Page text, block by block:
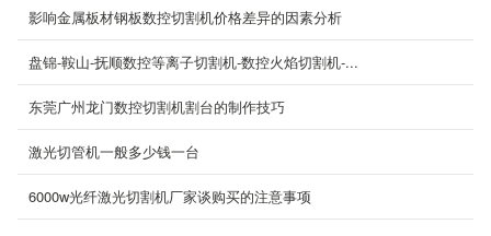
影响金属板材钢板数控切割机价格差异的因素分析
盘锦-鞍山-抚顺数控等离子切割机-数控火焰切割机-...
东莞广州龙门数控切割机割台的制作技巧
激光切管机一般多少钱一台
6000w光纤激光切割机厂家谈购买的注意事项
设备描述： YCLM-GB龙门式板管两用切割机用
于进行圆管的相贯线切割以及钢板的异形加工的
定制机型...
2020-09-06
风管等离子切割机
产品介绍：YCTF-1540型风管数控等离子切割机
本数控切割机为风管制作专用数控切割机， 特别